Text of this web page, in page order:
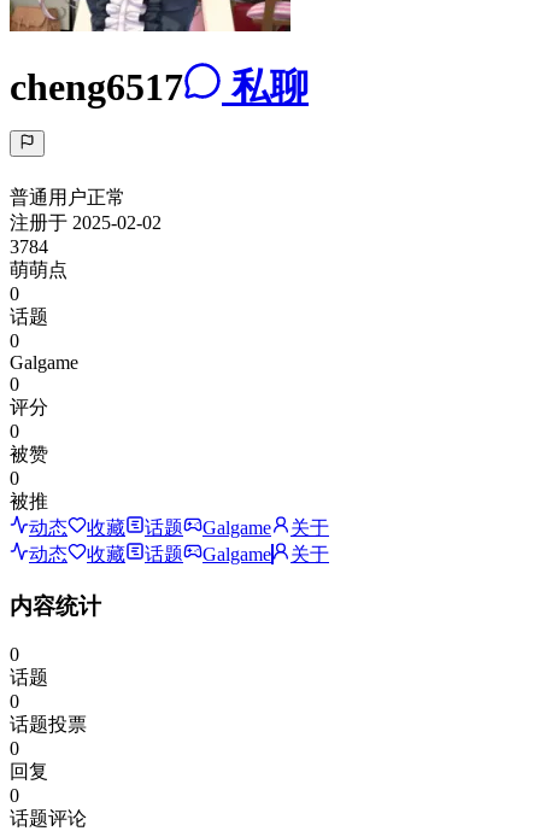
cheng6517 私聊
普通用户正常
注册于 2025-02-02
3784
萌萌点
0
话题
0
Galgame
0
评分
0
被赞
0
被推
动态
收藏 话题 Galgame
关于
动态
收藏 话题 Galgame 关于
内容统计
0
话题
0
话题投票
0
回复
0
话题评论